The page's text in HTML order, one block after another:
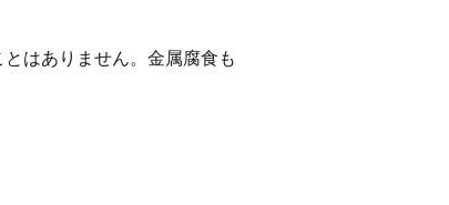
はありません。金属腐食も